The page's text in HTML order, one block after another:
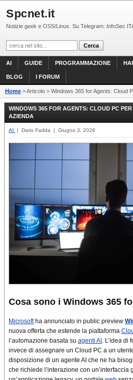
Spcnet.it
Notizie geek e OSS/Linux. Su Telegram: InfoSec
AI GUIDE PROGRAMMAZIONE
BLOG I FORUM
Home > Articolo > Windows 365 for Agents: Cloud
WINDOWS 365 FOR AGENTS: CLOUD PC
AZIENDA
AI | Dario Fadda | Giugno 3, 2026
Cosa sono i Windows 365
Microsoftha annunciato in public preview
nuova offerta che estende la piattaforma
l’automazione basata su agenti AI . L’idea
invece di assegnare un Cloud PC a un
disposizione di un agente AI che ne ha
che richiede l’interazione con un’interfaccia